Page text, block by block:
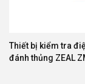
Thiết bị kiểm tra
đánh thủng ZEAL